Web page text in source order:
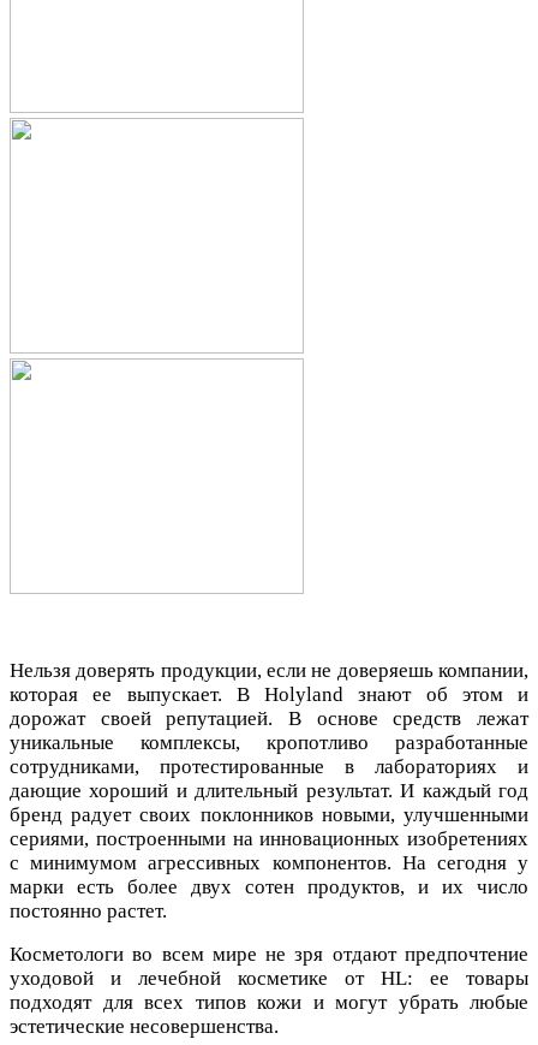
Нельзя доверять продукции, если не доверяешь компании,
которая ее выпускает. В Holyland знают об этом и
дорожат своей репутацией. В основе средств лежат
уникальные комплексы, кропотливо разработанные
сотрудниками, протестированные в лабораториях и
дающие хороший и длительный результат. И каждый год
бренд радует своих поклонников новыми, улучшенными
сериями, построенными на инновационных изобретениях
с минимумом агрессивных компонентов. На сегодня у
марки есть более двух сотен продуктов, и их число
постоянно растет.
Косметологи во всем мире не зря отдают предпочтение
уходовой и лечебной косметике от HL: ее товары
подходят для всех типов кожи и могут убрать любые
эстетические несовершенства.